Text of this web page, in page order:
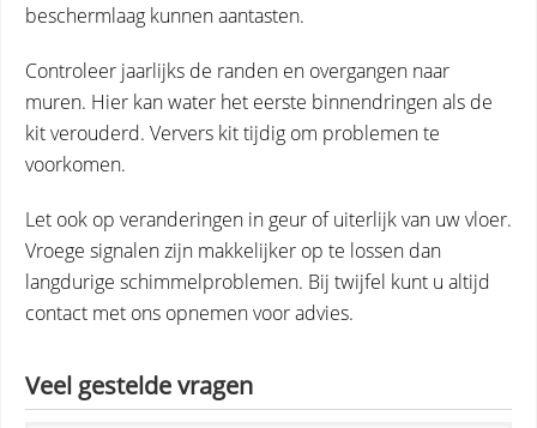
beschermlaag kunnen aantasten.
Controleer jaarlijks de randen en overgangen naar
muren. Hier kan water het eerste binnendringen als de
kit verouderd. Ververs kit tijdig om problemen te
voorkomen.
Let ook op veranderingen in geur of uiterlijk van uw vloer.
Vroege signalen zijn makkelijker op te lossen dan
langdurige schimmelproblemen. Bij twijfel kunt u altijd
contact met ons opnemen voor advies.
Veel gestelde vragen